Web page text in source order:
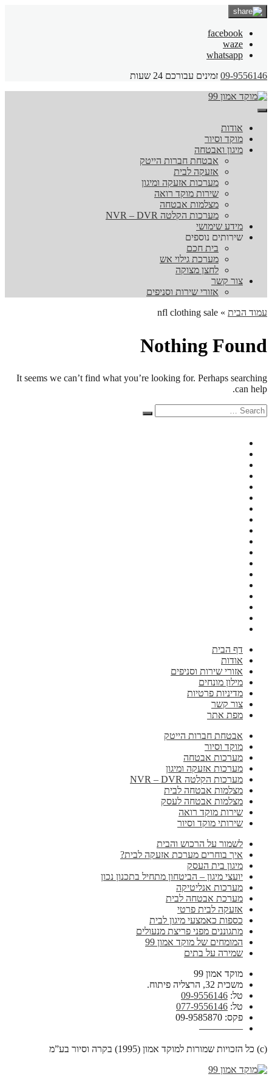
facebook
waze
whatsapp
09-9556146 זמינים עבורכם 24 שעות
אודות
מוקד וסיור
מיגון ואבטחה
אבטחת חברות הייטק
אזעקה לבית
מערכות אזעקה ומיגון
שירות מוקד רואה
מצלמות אבטחה
מערכות הקלטה NVR – DVR
מידע שימושי
שירותים נוספים
בית חכם
מערכת גילוי אש
לחצן מצוקה
צור קשר
אזורי שירות וסניפים
עמוד הבית »
nfl clothing sale
Nothing Found
It seems we can’t find what you’re looking for. Perhaps searching
can help.
Search
for:
Search
דף הבית
אודות
אזורי שירות וסניפים
מילון מונחים
מדיניות פרטיות
צור קשר
מפת אתר
אבטחת חברות הייטק
מוקד וסיור
מערכות אבטחה
מערכות אזעקה ומיגון
מערכות הקלטה NVR – DVR
מצלמות אבטחה לבית
מצלמות אבטחה לעסק
שירות מוקד רואה
שירותי מוקד וסיור
לשמור על הרכוש והבית
איך בוחרים מערכת אזעקה לבית?
מיגון בית העסק
יועצי מיגון – הביטחון מתחיל בתכנון נכון
מערכות אנליטיקה
מערכת אבטחה לבית
אזעקה לבית פרטי
כספות כאמצעי מיגון לבית
מתגוננים מפני פריצת מנעולים
המומחים של מוקד אמון 99
שמירה על בתים
מוקד אמון 99
משכית 32, הרצליה פיתוח.
טל: 09-9556146
טל: 077-9556146
פקס: 09-9585870
————–
(c) כל הזכויות שמורות למוקד אמון (1995) בקרה וסיור בע”מ